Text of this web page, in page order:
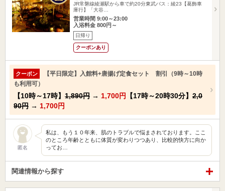
JR常磐線綾瀬駅から車で約20分東武バス：綾23【葛飾車
庫行】「大谷…
営業時間 9:00～23:00
入浴料金 800円～
日帰り
クーポンあり
クーポン
【平日限定】入館料+唐揚げ定食セット 割引（9時～10時
も利用可）
【10時～17時】 1,890円 → 1,700円 【17時～20時30分】 2,0
90円 → 1,700円
匿名
私は、もう１０年来、肌のトラブルで悩まされております。ここ
のところ年齢とともに体質が変わりつつあり、比較的快方に向か
ってお…
関連情報から探す